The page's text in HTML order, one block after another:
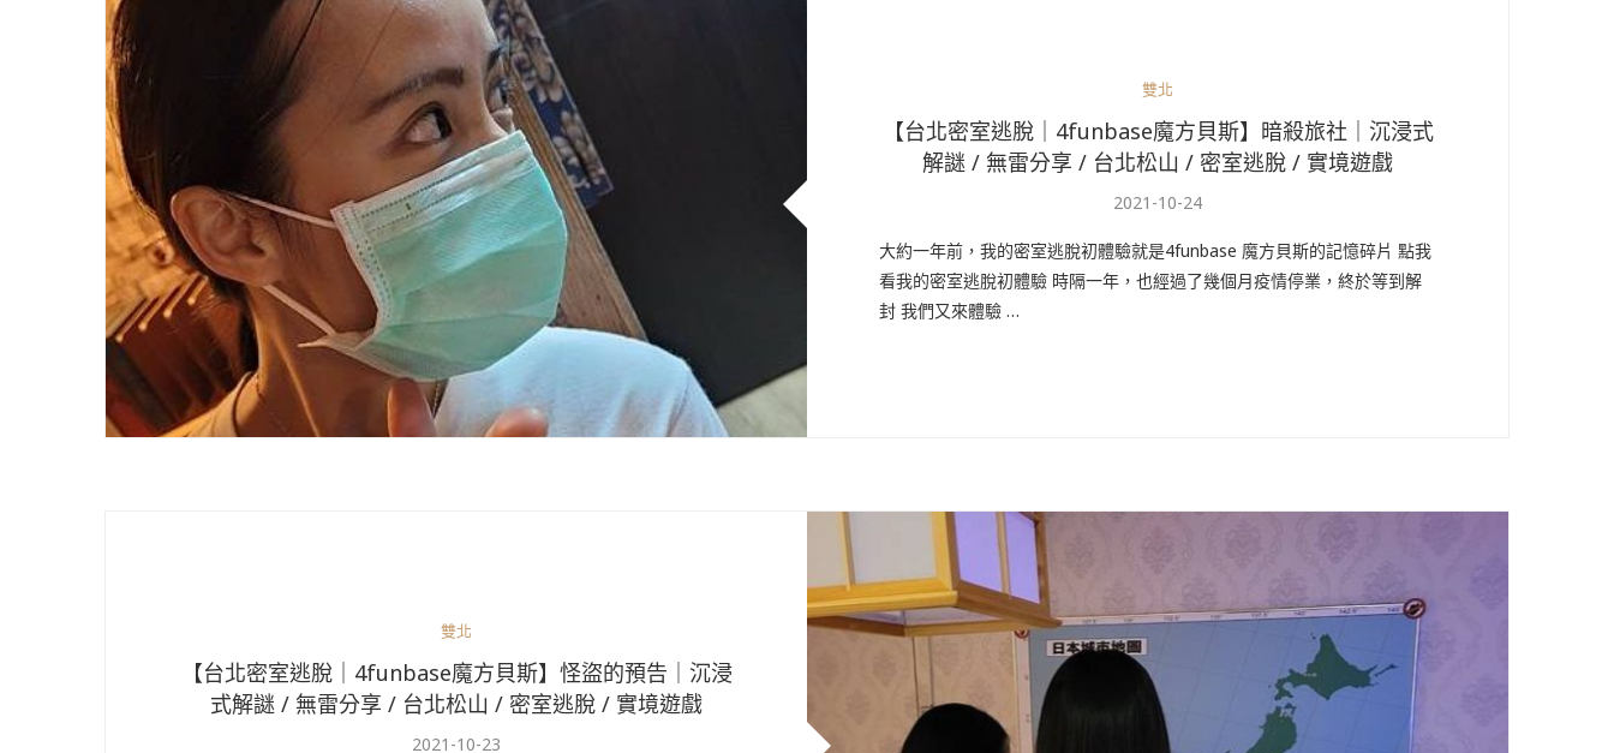
雙北
【台北密室逃脫｜4funbase魔方貝斯】暗殺旅社｜沉浸式
解謎 / 無雷分享 / 台北松山 / 密室逃脫 / 實境遊戲
2021-10-24
大約一年前，我的密室逃脫初體驗就是4funbase 魔方貝斯的記憶碎片 點我
看我的密室逃脫初體驗 時隔一年，也經過了幾個月疫情停業，終於等到解
封 我們又來體驗 …
雙北
【台北密室逃脫｜4funbase魔方貝斯】怪盜的預告｜沉浸
式解謎 / 無雷分享 / 台北松山 / 密室逃脫 / 實境遊戲
2021-10-23